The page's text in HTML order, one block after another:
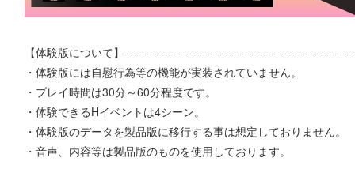
【体験版について】
・体験版には自慰行為等の機能が実装されていません。
・プレイ時間は30分～60分程度です。
・体験できるHイベントは4シーン。
・体験版のデータを製品版に移行する事は想定しておりません。
・音声、内容等は製品版のものを使用しております。